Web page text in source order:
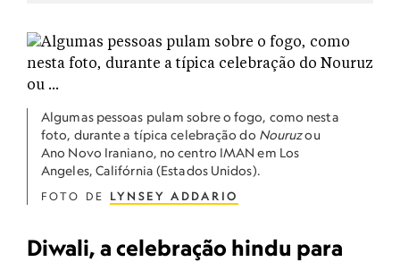
Algumas pessoas pulam sobre o fogo, como nesta
foto, durante a típica celebração do Nouruzou
Ano Novo Iraniano, no centro IMAN em Los
Angeles, Califórnia (Estados Unidos).
FOTO DE LYNSEY ADDARIO
Diwali, a celebração hindu para